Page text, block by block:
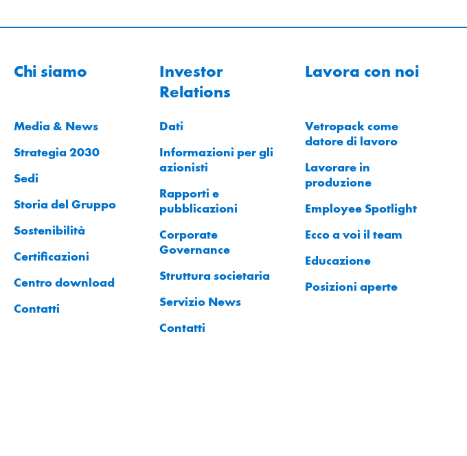
Chi siamo
Media & News
Strategia 2030
Sedi
Storia del Gruppo
Sostenibilità
Certificazioni
Centro download
Contatti
Investor
Relations
Dati
Informazioni per gli
azionisti
Rapporti e
pubblicazioni
Corporate
Governance
Struttura societaria
Servizio News
Contatti
Lavora con noi
Vetropack come
datore di lavoro
Lavorare in
produzione
Employee Spotlight
Ecco a voi il team
Educazione
Posizioni aperte